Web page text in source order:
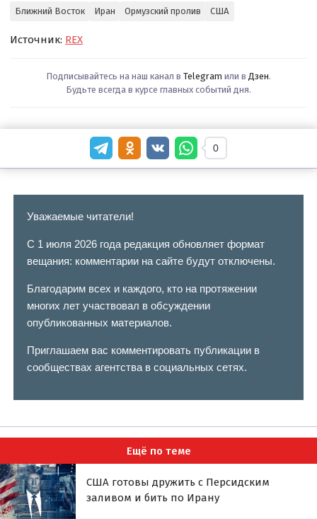
Ближний Восток Иран Ормузский пролив США
Источник: REX
Подписывайтесь на наш канал в Telegram или в Дзен.
Будьте всегда в курсе главных событий дня.
0
Уважаемые читатели!
С 1 июля 2026 года редакция обновляет формат
вещания: комментарии на сайте будут отключены.
Благодарим всех и каждого, кто на протяжении
многих лет участвовал в обсуждении
опубликованных материалов.
Приглашаем вас комментировать публикации в
сообществах агентства в социальных сетях.
Ещё по теме
США готовы дружить с Персидским
заливом и бить по Ирану